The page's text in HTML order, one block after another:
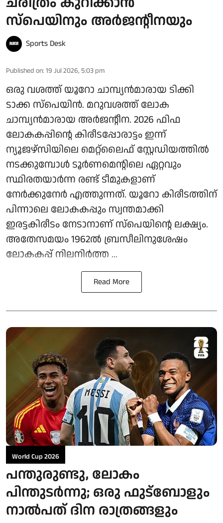
സ്പെയിനും അർജന്റീനയും
Sports Desk
Published on: 19 Jul 2026, 5:03 pm
ഒരു വശത്ത് യൂറോ ചാമ്പ്യൻമാരായ ടിക്കി
ടാക്ക സ്പെയിൻ. മറുവശത്ത് ലോക
ചാമ്പ്യൻമാരായ അർജന്റീന. 2026 ഫിഫ
ലോകകപ്പിന്റെ കിരീടപ്പോരാട്ടം ഇന്ന്
ന്യൂജഴ്‌സിയിലെ മെറ്റ്‌ലൈഫ് സ്റ്റേഡിയത്തിൽ
നടക്കുമ്പോൾ ടൂർണമെന്റിലെ ഏറ്റവും
സ്ഥിരതയാർന്ന രണ്ട് ടീമുകളാണ്
നേർക്കുനേർ എത്തുന്നത്. യൂറോ കിരീടത്തിന്
പിന്നാലെ ലോകകപ്പും സ്വന്തമാക്കി
ഇരട്ടകിരീടം നേടാനാണ് സ്പെയിന്റെ ലക്ഷ്യം.
അതേസമയം 1962ൽ ബ്രസീലിനുശേഷം
ലോകകപ്പ് നിലനിർത്ത ...
Read More
World Cup 2026
പന്തുരുണ്ടു, ലോകം
പിന്തുടര്‍ന്നു; ഒരു ഫുട്‌ബോളും
നാല്‍പത് ദിന രാത്രങ്ങളും